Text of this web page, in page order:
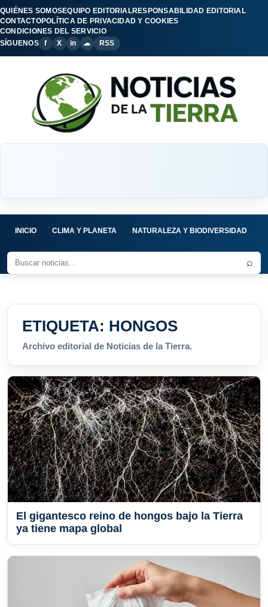
QUIÉNES SOMOSEQUIPO EDITORIALRESPONSABILIDAD EDITORIAL
CONTACTOPOLÍTICA DE PRIVACIDAD Y COOKIES
CONDICIONES DEL SERVICIO
SÍGUENOS
f X in ☁ RSS
INICIO CLIMA Y PLANETA NATURALEZA Y BIODIVERSIDAD
⌕
ETIQUETA: HONGOS
Archivo editorial de Noticias de la Tierra.
El gigantesco reino de hongos bajo la Tierra
ya tiene mapa global